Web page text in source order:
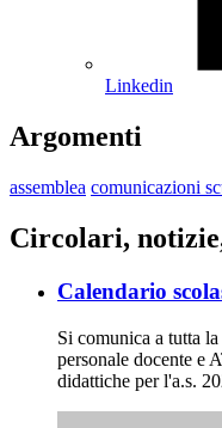
Linkedin
Argomenti
assemblea comunicazioni
Circolari,
Calendario
Si comunica a tutta
personale docente e
didattiche per l'a.s.